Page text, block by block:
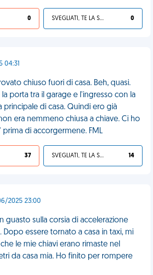
0 SVEGLIATI, TE LA SEI CERCATA! 0
04:31
chiuso fuori di casa. Beh, quasi.
porta tra il garage e l'ingresso con la
principale di casa. Quindi ero già
era nemmeno chiusa a chiave. Ci ho
di accorgermene. FML
37 SVEGLIATI, TE LA SEI CERCATA! 14
2025 23:00
guasto sulla corsia di accelerazione
Dopo essere tornato a casa in taxi, mi
le mie chiavi erano rimaste nel
da casa mia. Ho finito per rompere